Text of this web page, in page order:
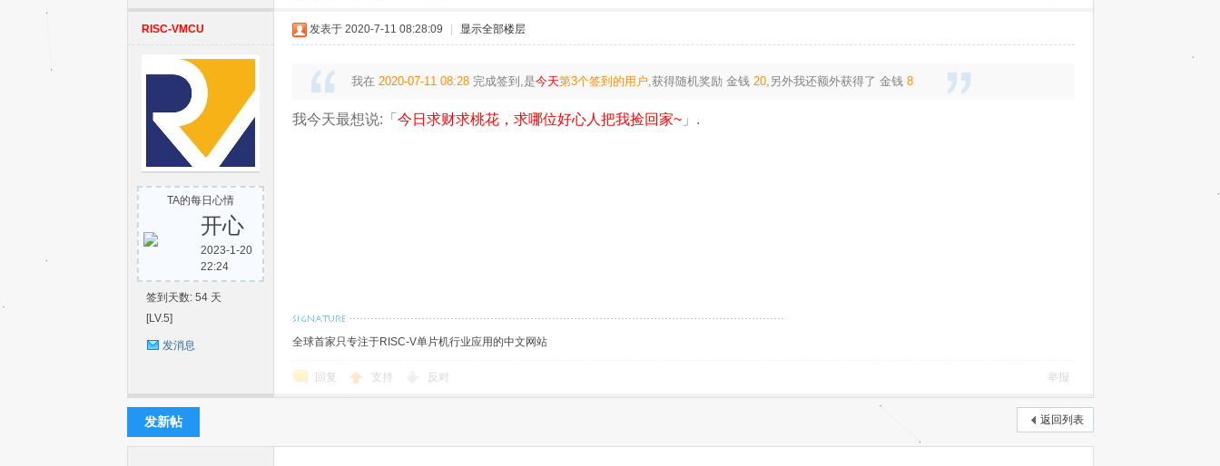
RISC-VMCU
TA的每日心情
开心
2023-1-20
22:24
签到天数: 54 天
[LV.5]
发消息
发表于 2020-7-11 08:28:09 显示全部楼层
我在 2020-07-11 08:28完成签到,是今天第3个签到的用户,获得随机奖励 金钱 20,另外我还额外获得了 金钱 8
我今天最想说:「 今日求财求桃花，求哪位好心人把我捡回家~」.
全球首家只专注于RISC-V单片机行业应用的中文网站
回复 支持 反对 举报
返回列表
发新帖